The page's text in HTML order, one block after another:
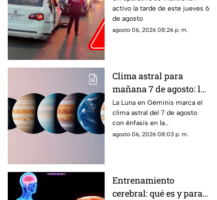
Reportan persecución y
accidente vehicular
activo la tarde de este jueves 6
de agosto
agosto 06, 2026 08:26 p. m.
Clima astral para
mañana 7 de agosto: la
Luna cambia a Géminis
y favorece la
comunicación
La Luna en Géminis marca el
clima astral del 7 de agosto
con énfasis en la
comunicación, las ideas y los
agosto 06, 2026 08:03 p. m.
Entrenamiento
cerebral: qué es y para